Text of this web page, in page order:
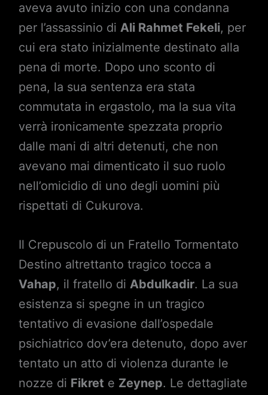
aveva avuto inizio con una condanna
per l’assassinio di Ali Rahmet Fekeli, per
cui era stato inizialmente destinato alla
pena di morte. Dopo uno sconto di
pena, la sua sentenza era stata
commutata in ergastolo, ma la sua vita
verrà ironicamente spezzata proprio
dalle mani di altri detenuti, che non
avevano mai dimenticato il suo ruolo
nell’omicidio di uno degli uomini più
rispettati di Cukurova.
Il Crepuscolo di un Fratello Tormentato
Destino altrettanto tragico tocca a
Vahap, il fratello di Abdulkadir. La sua
esistenza si spegne in un tragico
tentativo di evasione dall’ospedale
psichiatrico dov’era detenuto, dopo aver
tentato un atto di violenza durante le
nozze di Fikret e Zeynep. Le dettagliate